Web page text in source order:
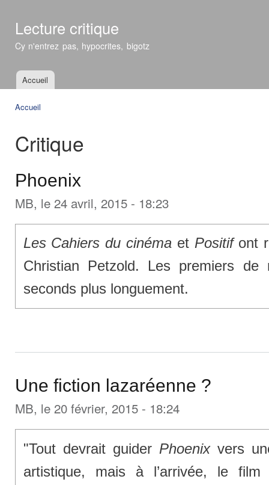
Lecture critique
Cy n'entrez pas, hypocrites, bigotz
Menu principal
Accueil
Accueil
Critique
Phoenix
MB, le 24 avril, 2015 - 18:23
Les Cahiers du cinéma et Positifont
Christian Petzold. Les premiers de
seconds plus longuement.
Une fiction lazaréenne ?
MB, le 20 février, 2015 - 18:24
"Tout devrait guider Phoenixvers
artistique, mais à l’arrivée, le